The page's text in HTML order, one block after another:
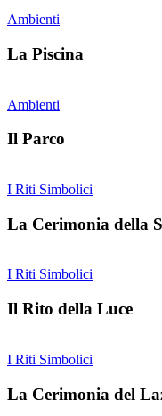
Ambienti
La Piscina
Ambienti
Il Parco
I Riti Simbolici
La Cerimonia della
I Riti Simbolici
Il Rito della Luce
I Riti Simbolici
La Cerimonia del